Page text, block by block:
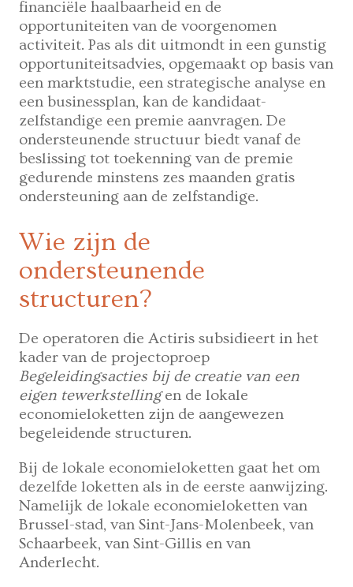
financiële haalbaarheid en de
opportuniteiten van de voorgenomen
activiteit. Pas als dit uitmondt in een gunstig
opportuniteitsadvies, opgemaakt op basis van
een marktstudie, een strategische analyse en
een businessplan, kan de kandidaat-
zelfstandige een premie aanvragen. De
ondersteunende structuur biedt vanaf de
beslissing tot toekenning van de premie
gedurende minstens zes maanden gratis
ondersteuning aan de zelfstandige.
Wie zijn de
ondersteunende
structuren?
De operatoren die Actiris subsidieert in het
kader van de projectoproep
Begeleidingsacties bij de creatie van een
eigen tewerkstellingen de lokale
economieloketten zijn de aangewezen
begeleidende structuren.
Bij de lokale economieloketten gaat het om
dezelfde loketten als in de eerste aanwijzing.
Namelijk de lokale economieloketten van
Brussel-stad, van Sint-Jans-Molenbeek, van
Schaarbeek, van Sint-Gillis en van
Anderlecht.